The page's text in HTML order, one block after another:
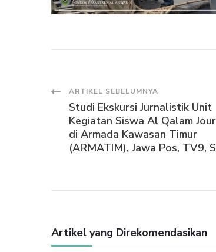
Navigasi
Artikel
ARTIKEL SEBELUMNYA
Studi Ekskursi Jurnalistik Unit
Kegiatan Siswa Al Qalam
di Armada Kawasan Timur
(ARMATIM), Jawa Pos, TV9,
Artikel yang Direkomendasikan